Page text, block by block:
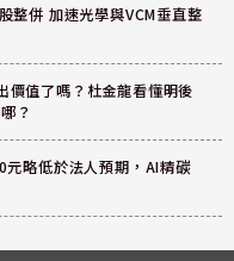
整併 加速光學與VCM垂直整
值了嗎？杜金龍看懂明後
？
略低於法人預期，AI精碳